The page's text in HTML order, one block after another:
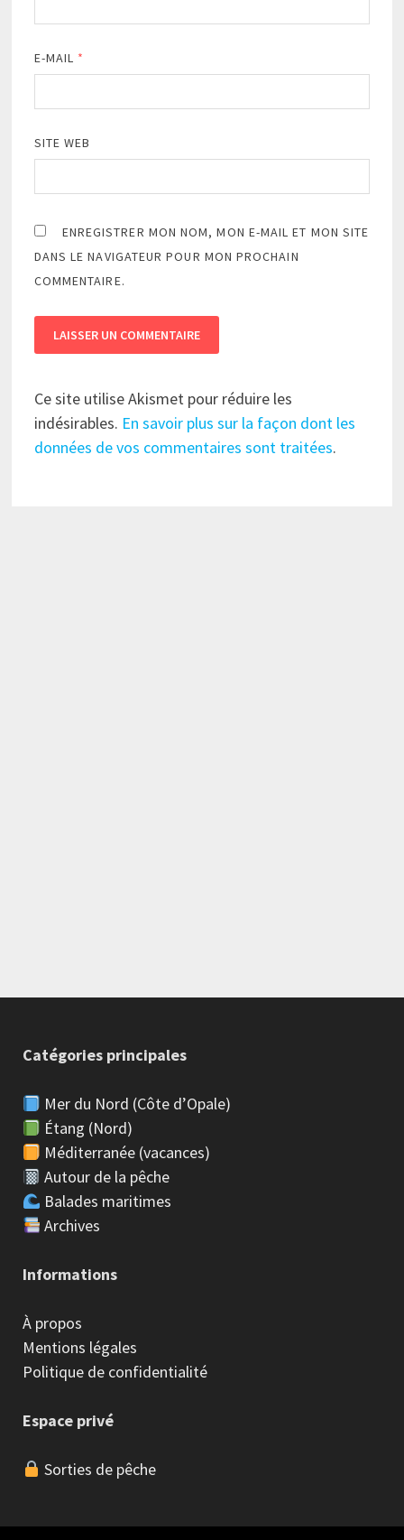
E-MAIL *
SITE WEB
ENREGISTRER MON NOM, MON E-MAIL ET MON SITE
DANS LE NAVIGATEUR POUR MON PROCHAIN
COMMENTAIRE.
Ce site utilise Akismet pour réduire les
indésirables. En savoir plus sur la façon dont les
données de vos commentaires sont traitées.
Catégories principales
Mer du Nord (Côte d’Opale)
Étang (Nord)
Méditerranée (vacances)
Autour de la pêche
Balades maritimes
Archives
Informations
À propos
Mentions légales
Politique de confidentialité
Espace privé
Sorties de pêche